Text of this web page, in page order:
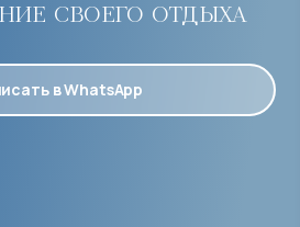
своего отдыха
в WhatsApp